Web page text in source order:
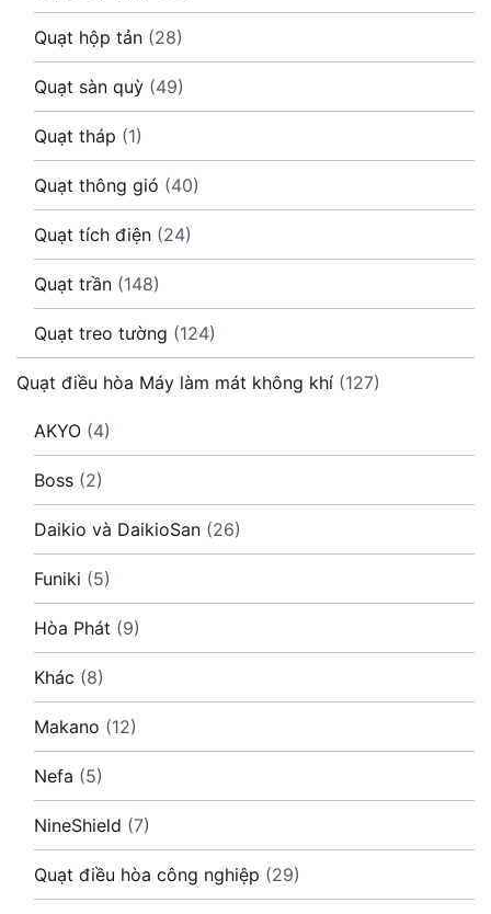
Quạt hộp tản (28)
Quạt sàn quỳ (49)
Quạt tháp (1)
Quạt thông gió (40)
Quạt tích điện (24)
Quạt trần (148)
Quạt treo tường (124)
Quạt điều hòa Máy làm mát không khí (127)
AKYO (4)
Boss (2)
Daikio và DaikioSan (26)
Funiki (5)
Hòa Phát (9)
Khác (8)
Makano (12)
Nefa (5)
NineShield (7)
Quạt điều hòa công nghiệp (29)